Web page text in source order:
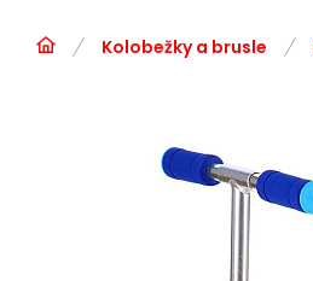
Kolobežky a brusle